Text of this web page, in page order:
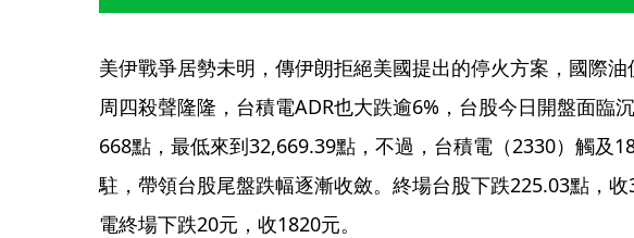
美伊戰爭居勢未明，傳伊朗拒絕美國提出的停火方案，國際
周四殺聲隆隆，台積電ADR也大跌逾6%，台股今日開盤面臨
668點，最低來到32,669.39點，不過，台積電（2330）觸及
駐，帶領台股尾盤跌幅逐漸收斂。終場台股下跌225.03點，
電終場下跌20元，收1820元。